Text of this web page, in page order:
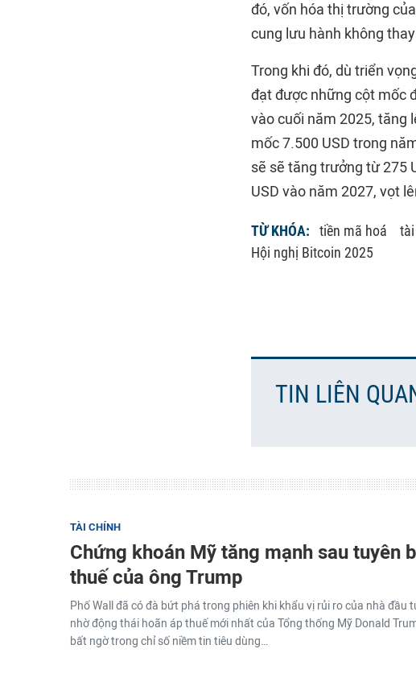
đó, vốn hóa thị trường
cung lưu hành không
Trong khi đó, dù triển
đạt được những cột mốc
vào cuối năm 2025, tăng
mốc 7.500 USD trong
sẽ sẽ tăng trưởng từ 275
USD vào năm 2027, vọt
TỪ KHÓA: tiền mã hoá
Hội nghị Bitcoin 2025
TIN LIÊN
TÀI CHÍNH
Chứng khoán Mỹ tăng mạnh sau tuyên
thuế của ông Trump
Phố Wall đã có đà bứt phá trong phiên khi khẩu vị rủi ro của nhà đầu
nhờ động thái hoãn áp thuế mới nhất của Tổng thống Mỹ Donald
bất ngờ trong chỉ số niềm tin tiêu dùng…